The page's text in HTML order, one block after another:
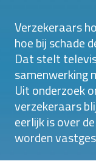
Verzekeraars
hoe bij schade
Dat stelt
samenwerking
Uit onderzoek
verzekeraars
eerlijk is over
worden